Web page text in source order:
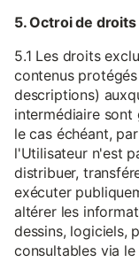
5. Octroi de
5.1 Les droits
contenus
descriptions)
intermédiaire sont
le cas échéant,
l'Utilisateur n'est
distribuer,
exécuter
altérer les
dessins, logiciels,
consultables via